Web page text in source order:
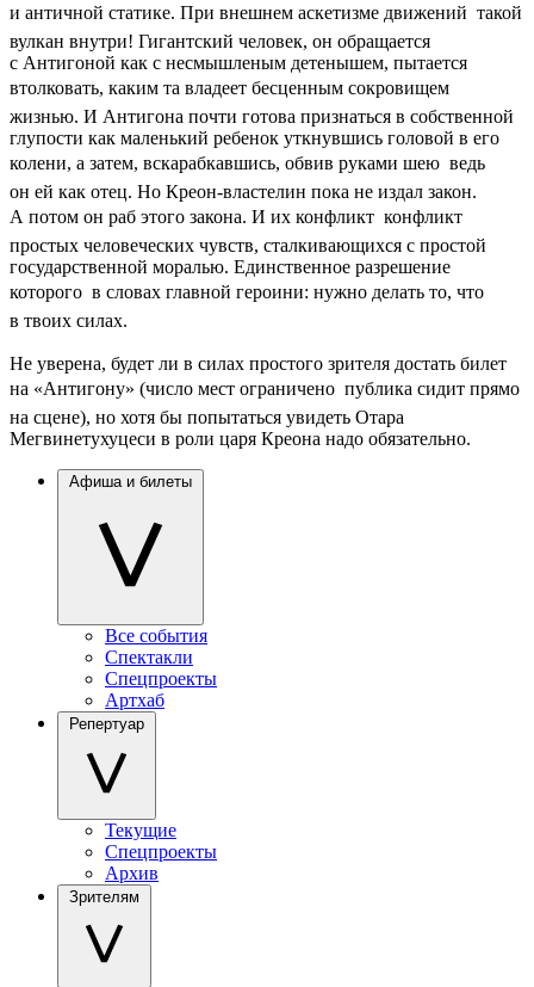
и античной статике. При внешнем аскетизме движений  такой
вулкан внутри! Гигантский человек, он обращается
с Антигоной как с несмышленым детенышем, пытается
втолковать, каким та владеет бесценным сокровищем 
жизнью. И Антигона почти готова признаться в собственной
глупости как маленький ребенок уткнувшись головой в его
колени, а затем, вскарабкавшись, обвив руками шею  ведь
он ей как отец. Но Креон-властелин пока не издал закон.
А потом он раб этого закона. И их конфликт  конфликт
простых человеческих чувств, сталкивающихся с простой
государственной моралью. Единственное разрешение
которого  в словах главной героини: нужно делать то, что
в твоих силах.
Не уверена, будет ли в силах простого зрителя достать билет
на «Антигону» (число мест ограничено  публика сидит прямо
на сцене), но хотя бы попытаться увидеть Отара
Мегвинетухуцеси в роли царя Креона надо обязательно.
Афиша и билеты
Все события
Спектакли
Спецпроекты
Артхаб
Репертуар
Текущие
Спецпроекты
Архив
Зрителям